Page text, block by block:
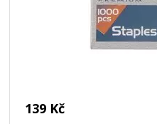
139 Kč